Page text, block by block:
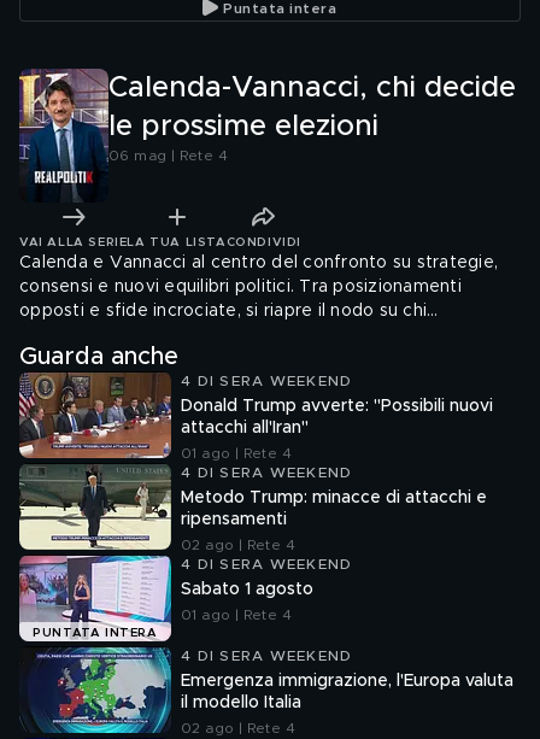
Puntata intera
Calenda-Vannacci, chi decide
le prossime elezioni
06 mag | Rete 4
VAI ALLA SERIE LA TUA LISTA CONDIVIDI
Calenda e Vannacci al centro del confronto su strategie,
consensi e nuovi equilibri politici. Tra posizionamenti
opposti e sfide incrociate, si riapre il nodo su chi
Guarda anche
4 DI SERA WEEKEND
Donald Trump avverte: "Possibili nuovi
attacchi all'Iran"
01 ago | Rete 4
4 DI SERA WEEKEND
Metodo Trump: minacce di attacchi e
ripensamenti
02 ago | Rete 4
PUNTATA INTERA
4 DI SERA WEEKEND
Sabato 1 agosto
01 ago | Rete 4
4 DI SERA WEEKEND
Emergenza immigrazione, l'Europa valuta
il modello Italia
02 ago | Rete 4